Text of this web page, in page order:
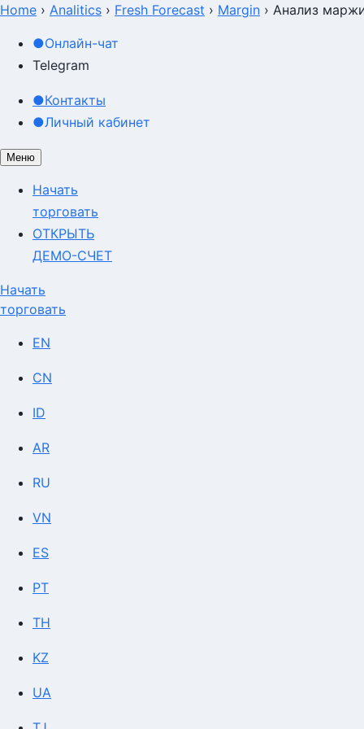
Home › Analitics › Fresh Forecast › Margin › Анализ
●Онлайн-чат
Telegram
●Контакты
●Личный кабинет
Меню
Начать
торговать
ОТКРЫТЬ
ДЕМО-СЧЕТ
Начать
торговать
EN
CN
ID
AR
RU
VN
ES
PT
TH
KZ
UA